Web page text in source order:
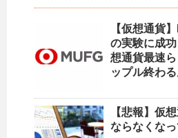
【仮想通貨
の実験に成
想通貨最速
ップル終わ
【悲報】仮
ならなくな